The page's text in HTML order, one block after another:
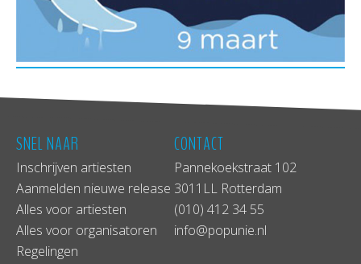
SNEL NAAR
Inschrijven artiesten
Aanmelden nieuwe release
Alles voor artiesten
Alles voor organisatoren
Regelingen
CONTACT
Pannekoekstraat 102
3011LL Rotterdam
(010) 412 34 55
info@popunie.nl